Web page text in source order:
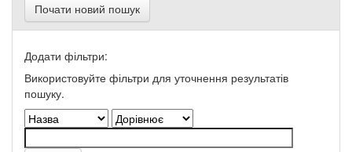
Почати новий пошук
Додати фільтри:
Використовуйте фільтри для уточнення результатів
пошуку.